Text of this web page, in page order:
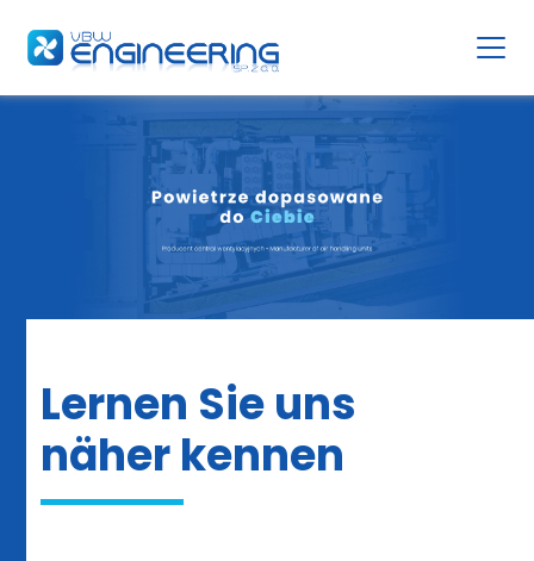
Lernen Sie uns
näher kennen